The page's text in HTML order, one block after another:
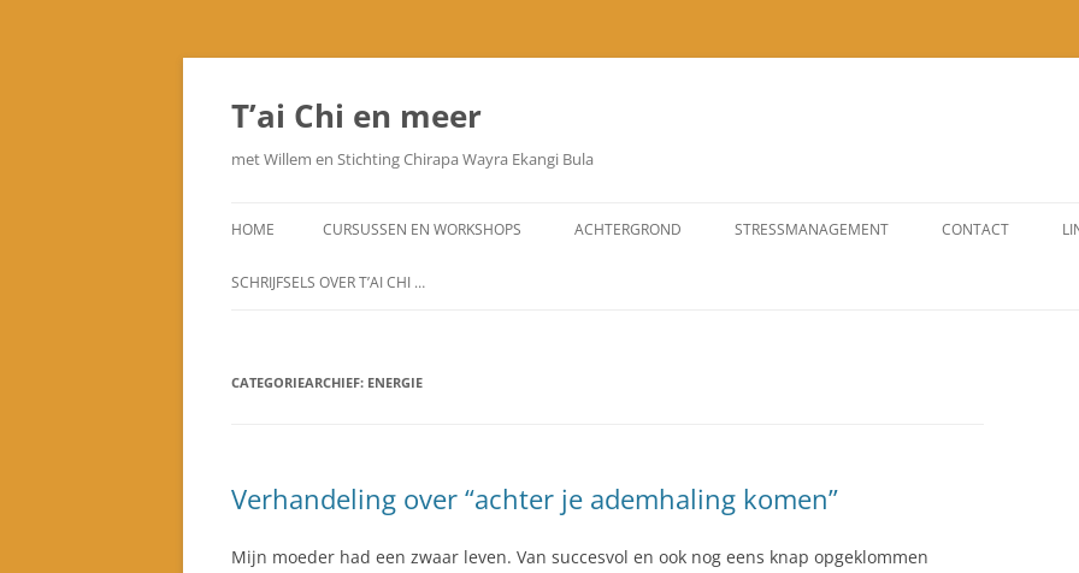
Ga
inhoud
T’ai Chi en meer
met Willem en Stichting Chirapa Wayra Ekangi Bula
HOME CURSUSSEN EN WORKSHOPS ACHTERGROND STRESSMANAGEMENT CONTACT
SCHRIJFSELS OVER T’AI CHI …
PRINCIPES VAN T’AI CHI
CATEGORIEARCHIEF: ENERGIE
Verhandeling over “achter je ademhaling komen”
Mijn moeder had een zwaar leven. Van succesvol en ook nog eens knap opgeklommen